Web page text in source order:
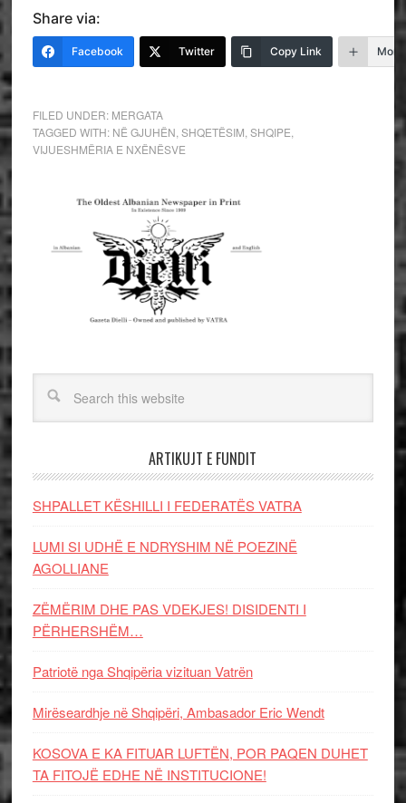
Share via:
Facebook Twitter Copy Link More
FILED UNDER: MERGATA
TAGGED WITH: NË GJUHËN SHQETËSIM SHQIPE
VIJUESHMËRIA E NXËNËSVE
ARTIKUJT E FUNDIT
SHPALLET KËSHILLI I FEDERATËS VATRA
LUMI SI UDHË E NDRYSHIM NË POEZINË
AGOLLIANE
ZËMËRIM DHE PAS VDEKJES! DISIDENTI I
PËRHERSHËM…
Patriotë nga Shqipëria vizituan Vatrën
Mirëseardhje në Shqipëri, Ambasador Eric Wendt
KOSOVA E KA FITUAR LUFTËN, POR PAQEN DUHET
TA FITOJË EDHE NË INSTITUCIONE!